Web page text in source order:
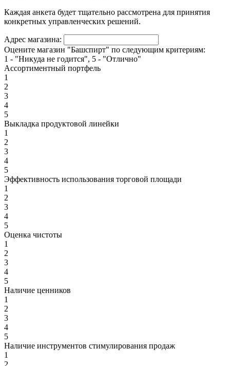
Каждая анкета будет тщательно рассмотрена для принятия
конкретных управленческих решений.
Адрес магазина:
Оцените магазин "Башспирт" по следующим критериям:
1 - "Никуда не годится", 5 - "Отлично"
Ассортиментный портфель
1
2
3
4
5
Выкладка продуктовой линейки
1
2
3
4
5
Эффективность использования торговой площади
1
2
3
4
5
Оценка чистоты
1
2
3
4
5
Наличие ценников
1
2
3
4
5
Наличие инструментов стимулирования продаж
1